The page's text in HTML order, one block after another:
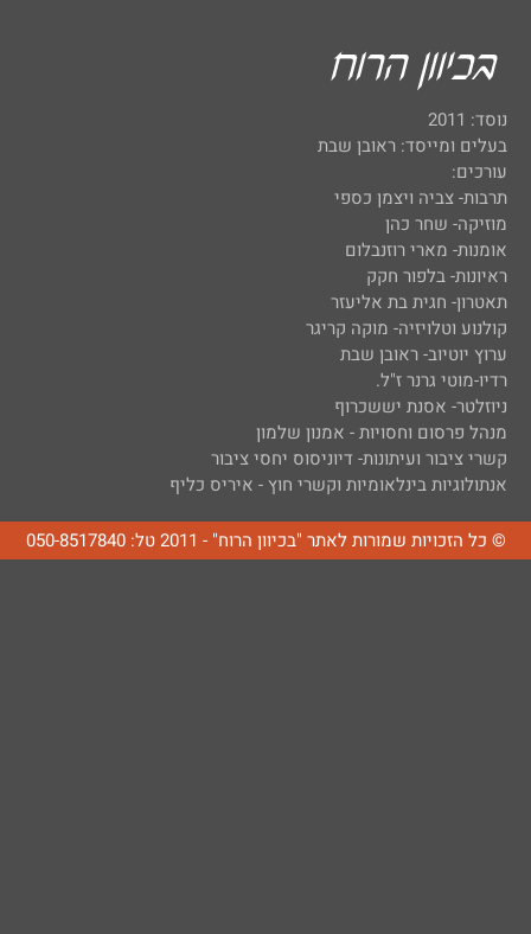
נוסד: 2011
בעלים ומייסד: ראובן שבת
עורכים:
תרבות- צביה ויצמן כספי
מוזיקה- שחר כהן
אומנות- מארי רוזנבלום
ראיונות- בלפור חקק
תאטרון- חגית בת אליעזר
קולנוע וטלויזיה- מוקה קריגר
ערוץ יוטיוב- ראובן שבת
רדיו-מוטי גרנר ז"ל.
ניוזלטר- אסנת יששכרוף
מנהל פרסום וחסויות - אמנון שלמון
קשרי ציבור ועיתונות- דיוניסוס יחסי ציבור
אנתולוגיות בינלאומיות וקשרי חוץ - איריס כליף
© כל הזכויות שמורות לאתר "בכיוון הרוח" - 2011 טל: 050-8517840